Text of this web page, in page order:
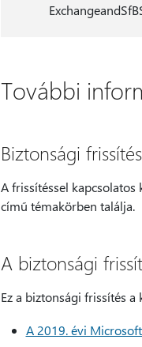
További
Biztonsági
A frissítéssel
című témakörben találja.
A biztonsági
Ez a biztonsági frissítés
A 2019. évi